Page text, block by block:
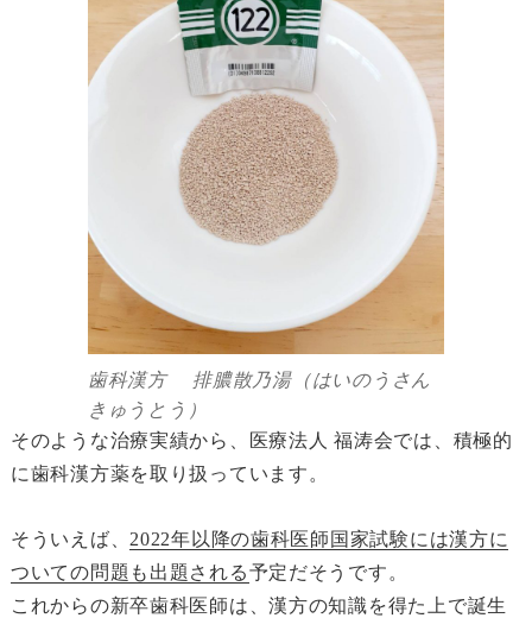
歯科漢方 排膿散乃湯（はいのうさん
きゅうとう）
そのような治療実績から、医療法人 福涛会では、積極的
に歯科漢方薬を取り扱っています。
そういえば、2022年以降の歯科医師国家試験には漢方に
ついての問題も出題される予定だそうです。
これからの新卒歯科医師は、漢方の知識を得た上で誕生